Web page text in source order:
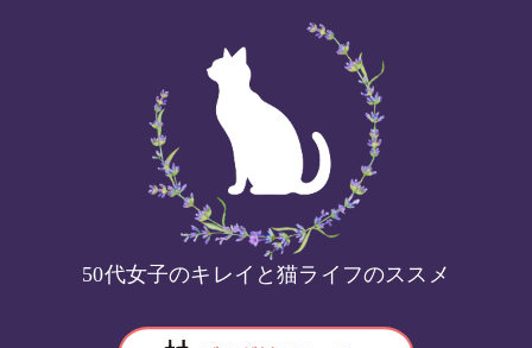
50代女子のキレイと猫ライフのススメ